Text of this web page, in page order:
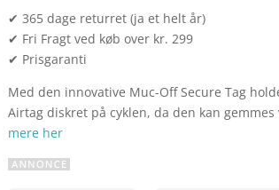
✔ 365 dage returret (ja et helt år)
✔ Fri Fragt ved køb over kr. 299
✔ Prisgaranti
Med den innovative Muc-Off Secure Tag
Airtag diskret på cyklen, da den kan
mere her